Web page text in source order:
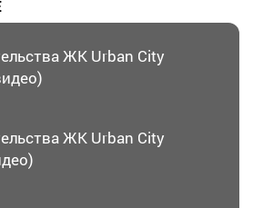
ЖК Urban City
ЖК Urban City